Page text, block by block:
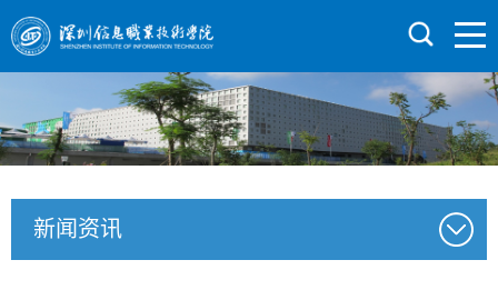
新闻资讯